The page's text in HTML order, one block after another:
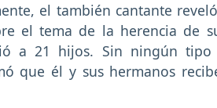
el también cantante reveló
el tema de la herencia de
a 21 hijos. Sin ningún
que él y sus hermanos